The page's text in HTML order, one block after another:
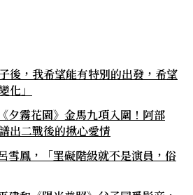
後，我希望能有特別的出發，希望
化」
夕霧花園》金馬九項入圍！阿部
出二戰後的揪心愛情
雪鳳，「罣礙階級就不是演員，俗